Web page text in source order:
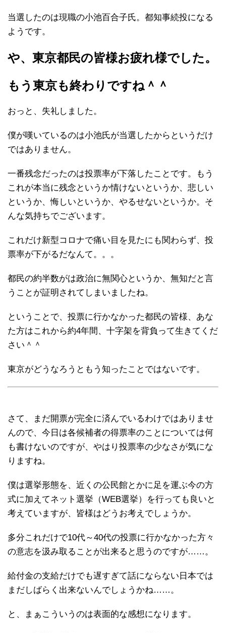
当選したのは現職の小池百合子氏。都知事続投になる
ようです。
や、東京都民の皆様お疲れ様でした。
もう東京も終わりですね＾＾
おっと、失礼しました。
僕が嘆いているのは小池氏が当選したからというだけ
ではありません。
一番残念だったのは投票率が下落したことです。もう
これが本当に残念というか情けないというか、悲しい
というか、悔しいというか、やるせないというか。そ
んな気持ちでございます。
これだけ新型コロナで痛い目を見たにも関わらず、投
票率が下がるだなんて。。。
都民の約半数がは政治に無関心というか、無知だと言
うことが証明されてしまいましたね。
ということで、投票に行かなかった都民の皆様、あな
た方はこれから約4年間、十字架を背負って生きてくだ
さい＾＾
東京がどうなろうともう知ったことではないです。
さて、まだ開票が完全に済んでいるわけではありませ
んので、今日は各候補者の得票率のことについては何
も書けないのですが、やはり投票率の少なさが気にな
りますね。
僕は選挙形態を、近くの公民館とかに足を運ぶ今の方
式に加えてネット選挙（WEB選挙）を行っても良いと
考えていますが、皆様はどうお考えでしょうか。
多分これだけで10代～40代の投票に行かなかった方々
の意志を汲み取ることが出来ると思うのですが……。
給付金の支給だけでも遅すぎて話にならない日本では
まだしばらく出来ないんでしょうかね……。
と、まぁこういうのは表面的な感想になります。